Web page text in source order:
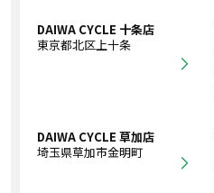
DAIWA CYCLE 十条店
東京都北区上十条
DAIWA CYCLE 草加店
埼玉県草加市金明町